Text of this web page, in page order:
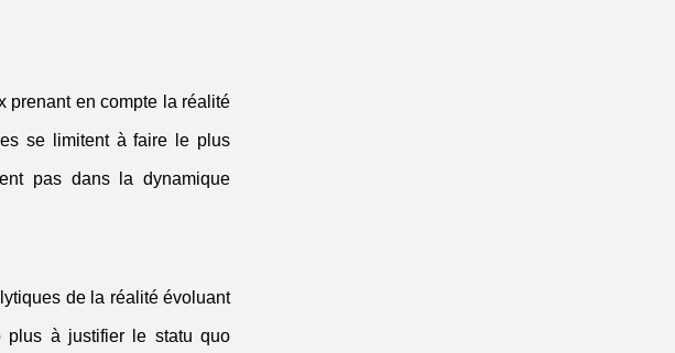
prenant en compte la réalité
se limitent à faire le plus
pas dans la dynamique
de la réalité évoluant
plus à justifier le statu quo